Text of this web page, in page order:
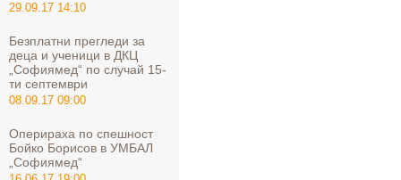
29.09.17 14:10
Безплатни прегледи за
деца и ученици в ДКЦ
„Софиямед“ по случай 15-
ти септември
08.09.17 09:00
Оперираха по спешност
Бойко Борисов в УМБАЛ
„Софиямед“